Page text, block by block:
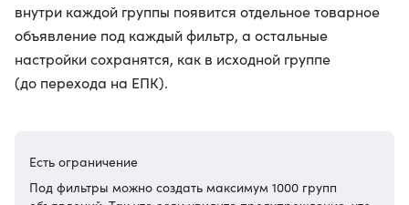
внутри каждой группы появится отдельное товарное
объявление под каждый фильтр, а остальные
настройки сохранятся, как в исходной группе
(до перехода на ЕПК).
Есть ограничение
Под фильтры можно создать максимум 1000 групп